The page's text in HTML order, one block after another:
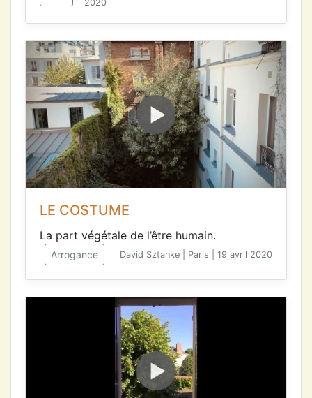
2020
LE COSTUME
La part végétale de l’être humain.
Arrogance David Sztanke | Paris | 19 avril 2020